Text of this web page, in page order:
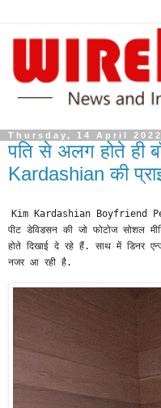
Thursday, 14 April 2022
पति से अलग होते ही
Kardashian की
Kim Kardashian Boyfriend
पीट डेविडसन की जो फोटोज सोशल
होते दिखाई दे रहे हैं. साथ में डिनर
नजर आ रही है.